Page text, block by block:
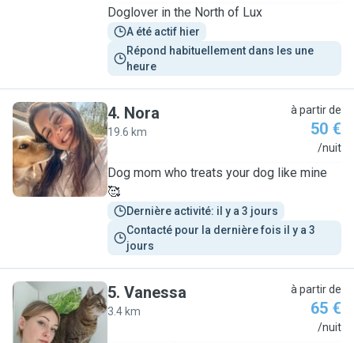
Doglover in the North of Lux
A été actif hier
Répond habituellement dans les une
heure
N
4. Nora
19.6 km
à partir de
50 €
/nuit
Dog mom who treats your dog like mine
🥰
Dernière activité: il y a 3 jours
Contacté pour la dernière fois il y a 3
jours
V
5. Vanessa
3.4 km
à partir de
65 €
/nuit